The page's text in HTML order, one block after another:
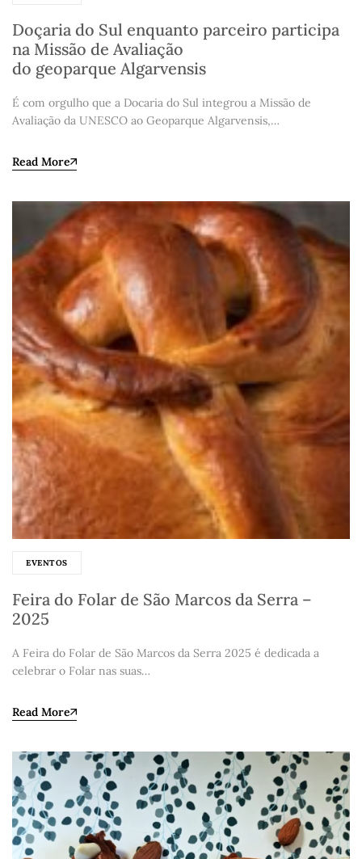
Doçaria do Sul enquanto parceiro participa
na Missão de Avaliação
do geoparque Algarvensis
É com orgulho que a Docaria do Sul integrou a Missão de
Avaliação da UNESCO ao Geoparque Algarvensis,…
Read More
EVENTOS
Feira do Folar de São Marcos da Serra –
2025
A Feira do Folar de São Marcos da Serra 2025 é dedicada a
celebrar o Folar nas suas…
Read More